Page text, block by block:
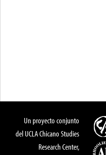
Un proyecto conjunto
del UCLA Chicano Studies
Research Center,